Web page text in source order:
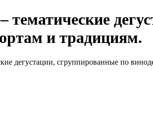
и традициям.
дегустации, сгруппированные по